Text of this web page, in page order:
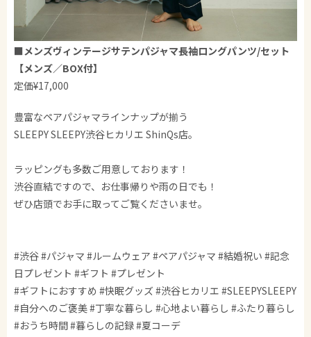
■メンズヴィンテージサテンパジャマ長袖ロングパンツ/セット
【メンズ／BOX付】
定価¥17,000
豊富なペアパジャマラインナップが揃う
SLEEPY SLEEPY渋谷ヒカリエ ShinQs店。
ラッピングも多数ご用意しております！
渋谷直結ですので、お仕事帰りや雨の日でも！
ぜひ店頭でお手に取ってご覧くださいませ。
#渋谷 #パジャマ #ルームウェア #ペアパジャマ #結婚祝い #記念
日プレゼント #ギフト #プレゼント
#ギフトにおすすめ #快眠グッズ #渋谷ヒカリエ #SLEEPYSLEEPY
#自分へのご褒美 #丁寧な暮らし #心地よい暮らし #ふたり暮らし
#おうち時間 #暮らしの記録 #夏コーデ